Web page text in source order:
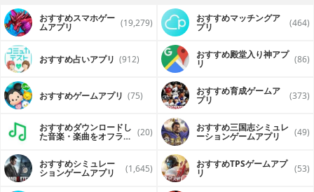
おすすめスマホゲー
ムアプリ (19,279) おすすめマッチングア
プリ (464)
おすすめ占いアプリ (912) おすすめ殿堂入り神アプ
リ (86)
おすすめゲームアプリ (75) おすすめ育成ゲームア
プリ (373)
おすすめダウンロードし
た音楽・楽曲をオフライ (20) おすすめ三国志シミュレ
ーションゲームアプリ (49)
おすすめシミュレー
ションゲームアプリ (1,645) おすすめTPSゲームアプ
リ (53)